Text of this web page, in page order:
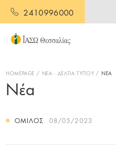
2410996000
HOMEPAGE ΝΕΑ - ΔΕΛΤΙΑ ΤΥΠΟΥ ΝΕΑ
Νέα
ΌΜΙΛΟΣ 08/05/2023